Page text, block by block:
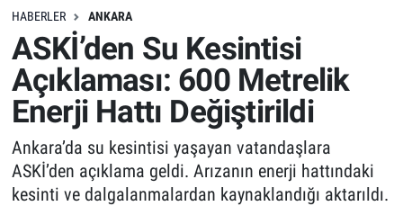
HABERLER ANKARA
ASKİ’den Su Kesintisi
Açıklaması: 600 Metrelik
Enerji Hattı Değiştirildi
Ankara’da su kesintisi yaşayan vatandaşlara
ASKİ’den açıklama geldi. Arızanın enerji hattındaki
kesinti ve dalgalanmalardan kaynaklandığı aktarıldı.